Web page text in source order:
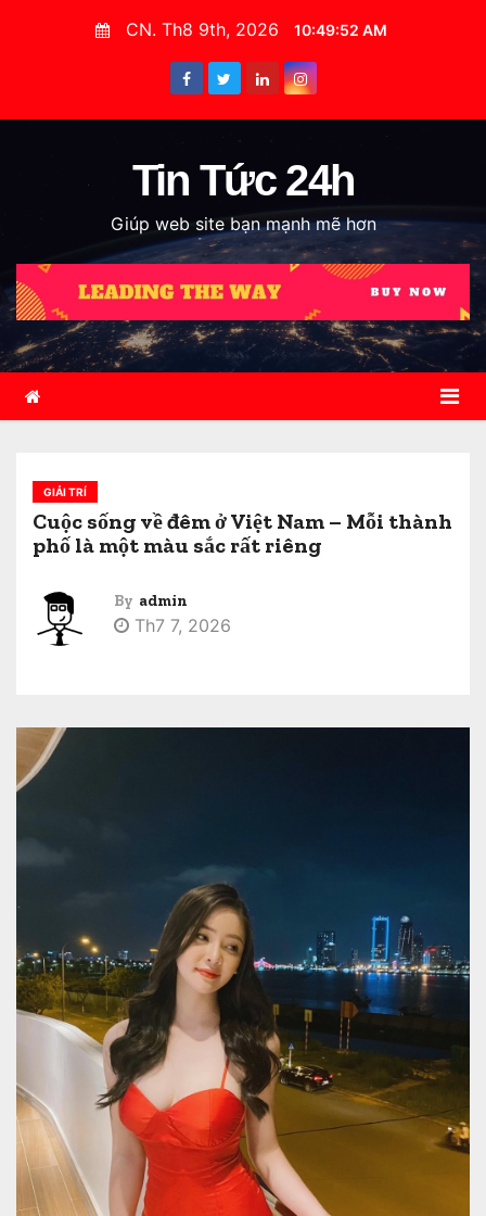
t
e
n
t
CN. Th8 9th, 2026 10:49:54 AM
Tin Tức 24h
Giúp web site bạn mạnh mẽ hơn
GIẢI TRÍ
Cuộc sống về đêm ở Việt Nam – Mỗi thành
phố là một màu sắc rất riêng
By admin
Th7 7, 2026